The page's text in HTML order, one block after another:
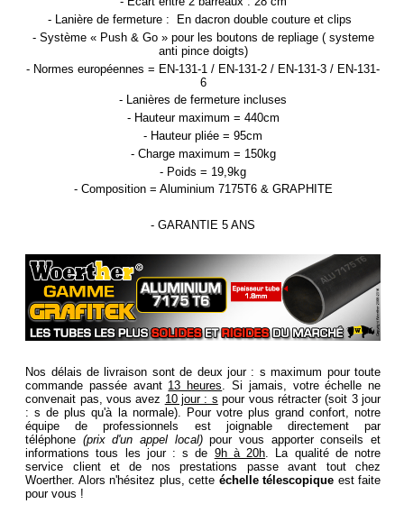
- Lanière de fermeture : En dacron double couture et clips
- Système « Push & Go » pour les boutons de repliage ( systeme
anti pince doigts)
- Normes européennes = EN-131-1 / EN-131-2 / EN-131-3 / EN-131-
6
- Lanières de fermeture incluses
- Hauteur maximum = 440cm
- Hauteur pliée = 95cm
- Charge maximum = 150kg
- Poids = 19,9kg
- Composition = Aluminium 7175T6 & GRAPHITE
- GARANTIE 5 ANS
Nos délais de livraison sont de deux jour : s maximum pour toute
commande passée avant 13 heures . Si jamais, votre échelle ne
convenait pas, vous avez 10 jour : s pour vous rétracter (soit 3 jour
: s de plus qu'à la normale). Pour votre plus grand confort, notre
équipe de professionnels est joignable directement par
téléphone (prix d'un appel local)pour vous apporter conseils et
informations tous les jour : s de 9h à 20h . La qualité de notre
service client et de nos prestations passe avant tout chez
Woerther. Alors n'hésitez plus, cette échelle télescopique est faite
pour vous !